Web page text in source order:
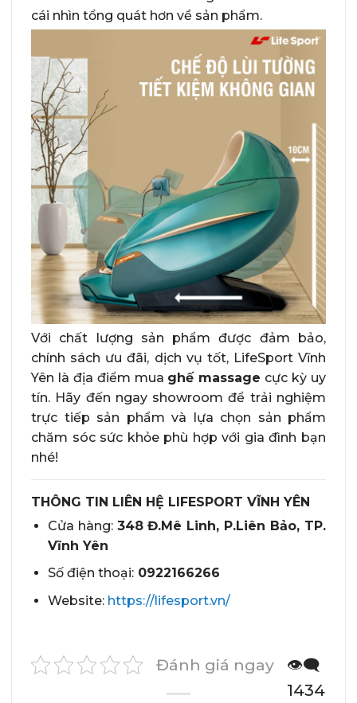
cái nhìn tổng quát hơn về sản phẩm.
Với chất lượng sản phẩm được đảm bảo,
chính sách ưu đãi, dịch vụ tốt, LifeSport Vĩnh
Yên là địa điểm mua ghế massage cực kỳ uy
tín. Hãy đến ngay showroom để trải nghiệm
trực tiếp sản phẩm và lựa chọn sản phẩm
chăm sóc sức khỏe phù hợp với gia đình bạn
nhé!
THÔNG TIN LIÊN HỆ LIFESPORT VĨNH YÊN
Cửa hàng: 348 Đ.Mê Linh, P.Liên Bảo, TP.
Vĩnh Yên
Số điện thoại:0922166266
Website: https://lifesport.vn/
Đánh giá ngay
👁️‍🗨️
1434